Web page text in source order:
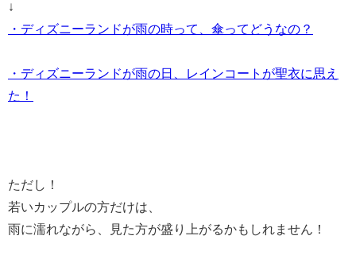
↓
・ディズニーランドが雨の時って、傘ってどうなの？
・ディズニーランドが雨の日、レインコートが聖衣に思え
た！
ただし！
若いカップルの方だけは、
雨に濡れながら、見た方が盛り上がるかもしれません！